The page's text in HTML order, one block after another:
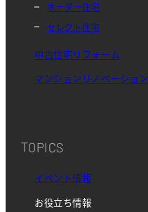
オーダー住宅
セレクト住宅
中古住宅リフォーム
マンションリノベーション
TOPICS
イベント情報
お役立ち情報